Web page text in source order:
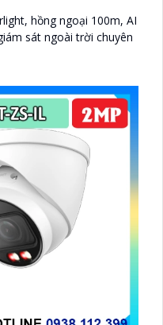
hồng ngoại 100m, AI
sát ngoài trời chuyên